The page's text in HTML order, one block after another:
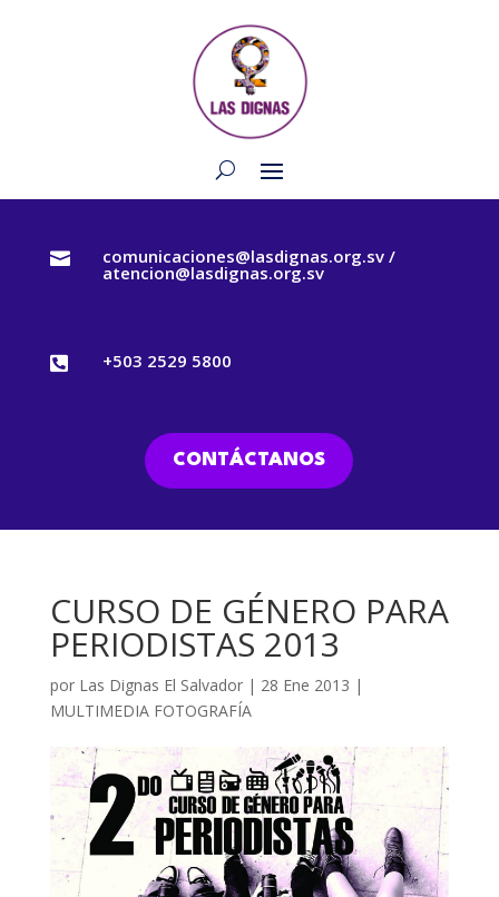
 comunicaciones@lasdignas.org.sv /
atencion@lasdignas.org.sv
 +503 2529 5800
CONTÁCTANOS
CURSO DE GÉNERO PARA
PERIODISTAS 2013
por Las Dignas El Salvador| 28 Ene 2013 |
MULTIMEDIA FOTOGRAFÍA